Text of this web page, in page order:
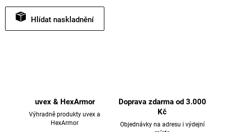
Hlídat
uvex & HexArmor
Výhradně produkty uvex a
HexArmor
Doprava zdarma od 3.000
Kč
Objednávky na adresu i výdejní